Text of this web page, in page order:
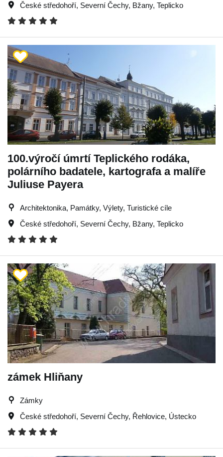
České středohoří, Severní Čechy, Bžany, Teplicko
100.výročí úmrtí Teplického rodáka,
polárního badatele, kartografa a malíře
Juliuse Payera
Architektonika, Památky, Výlety, Turistické cíle
České středohoří, Severní Čechy, Bžany, Teplicko
zámek Hliňany
Zámky
České středohoří, Severní Čechy, Řehlovice, Ústecko